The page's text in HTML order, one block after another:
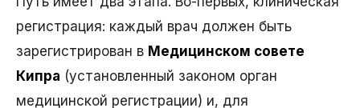
регистрация: каждый врач должен быть
зарегистрирован в Медицинском совете
Кипра (установленный законом орган
медицинской регистрации) и, для